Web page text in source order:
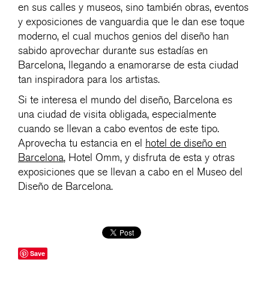
en sus calles y museos, sino también obras, eventos
y exposiciones de vanguardia que le dan ese toque
moderno, el cual muchos genios del diseño han
sabido aprovechar durante sus estadías en
Barcelona, llegando a enamorarse de esta ciudad
tan inspiradora para los artistas.
Si te interesa el mundo del diseño, Barcelona es
una ciudad de visita obligada, especialmente
cuando se llevan a cabo eventos de este tipo.
Aprovecha tu estancia en el hotel de diseño en
Barcelona, Hotel Omm, y disfruta de esta y otras
exposiciones que se llevan a cabo en el Museo del
Diseño de Barcelona.
Save